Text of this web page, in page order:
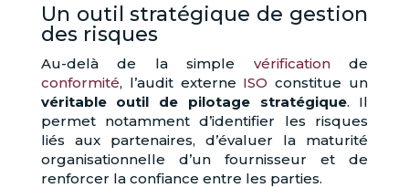
Un outil stratégique de gestion
des risques
Au-delà de la simple vérificationde
conformité, l’audit externe ISO constitue un
véritable outil de pilotage stratégique. Il
permet notamment d’identifier les risques
liés aux partenaires, d’évaluer la maturité
organisationnelle d’un fournisseur et de
renforcer la confiance entre les parties.